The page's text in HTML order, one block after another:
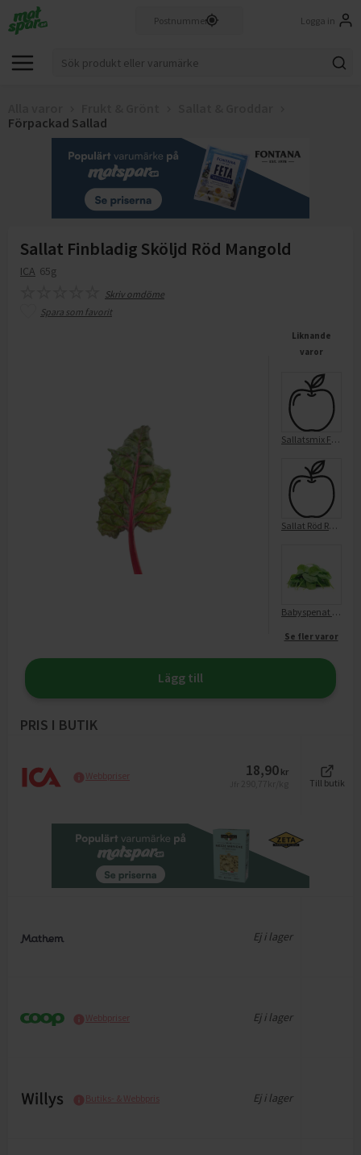
Logga in
Förpackad Sallad
Sallat Finbladig Sköljd Röd Mangold
ICA 65g
Skriv omdöme
Spara som favorit
Liknande
varor
Sallatsmix Finbladig Sköljd
Sallat Röd Råkostmix
Babyspenat Finbladig Sköljd
Se fler varor
Lägg till
PRIS I BUTIK
Webbpriser 18,90 kr
Till butik
Ej i lager
Webbpriser Ej i lager
Butiks- & Webbpris Ej i lager